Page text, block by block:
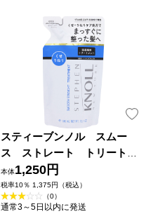
スティーブンノル スムー
ス ストレート トリートメ
ント （詰め替え用） ３８０
ｍＬ コーセー
本体1,250円
税率10％ 1,375円（税込）
（0）
通常3～5日以内に発送